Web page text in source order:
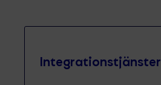
Integrationstjänster